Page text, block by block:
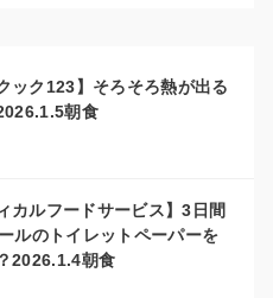
ック123】そろそろ熱が出る
朝食
カルフードサービス】3日間
ルのトイレットペーパーを
2026.1.4朝食